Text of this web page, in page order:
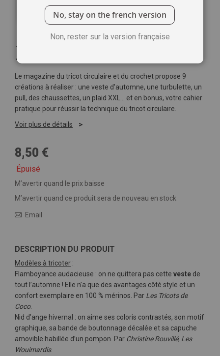
1
Ajoutez votre commentaire
Le magazine du tricot circulaire et du crochet propose 9
créations à réaliser : une veste d'automne, une turbulette, un
pull, des chaussettes, un plaid XXL… et en bonus, votre cahier
pratique pour réussir la technique du tricot circulaire.
Voir plus de détails
8,50 €
Épuisé
M’avertir quand le prix baisse
M’avertir quand ce produit sera de nouveau en stock
Email
DESCRIPTION DU PRODUIT
Modèles à tricoter :
Flamboyance audacieuse : on ne quittera pas cette veste de
tout l’automne ! Elle n’a que des avantages côté style et un
confort exemplaire en 100 % mérinos. Par Les Tricots de
Coco.
Nid d’ange hivernal : on aime ses coloris contrastés, son motif
graphique, sa bande de boutonnage décalée et sa capuche
amovible habillée d’un pompon. Par Christine Rouvillé, Les
Wouimardis.
No, stay on the french version
Non, rester sur la version française